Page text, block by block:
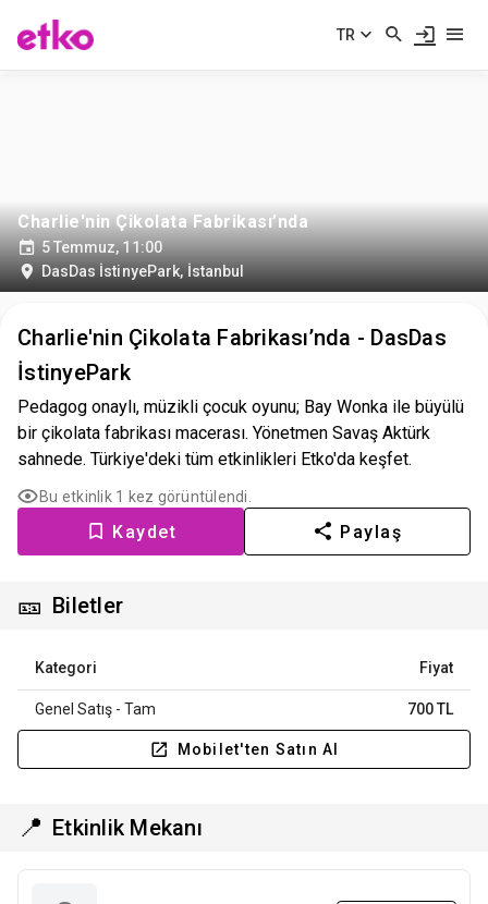
TR
Charlie'nin Çikolata Fabrikası’nda
5 Temmuz, 11:00
DasDas İstinyePark, İstanbul
Charlie'nin Çikolata Fabrikası’nda - DasDas
İstinyePark
Pedagog onaylı, müzikli çocuk oyunu; Bay Wonka ile büyülü
bir çikolata fabrikası macerası. Yönetmen Savaş Aktürk
sahnede. Türkiye'deki tüm etkinlikleri Etko'da keşfet.
Bu etkinlik 1 kez görüntülendi.
Kaydet Paylaş
🎫 Biletler
Kategori Fiyat
Genel Satış - Tam 700 TL
Mobilet'ten Satın Al
📍 Etkinlik Mekanı